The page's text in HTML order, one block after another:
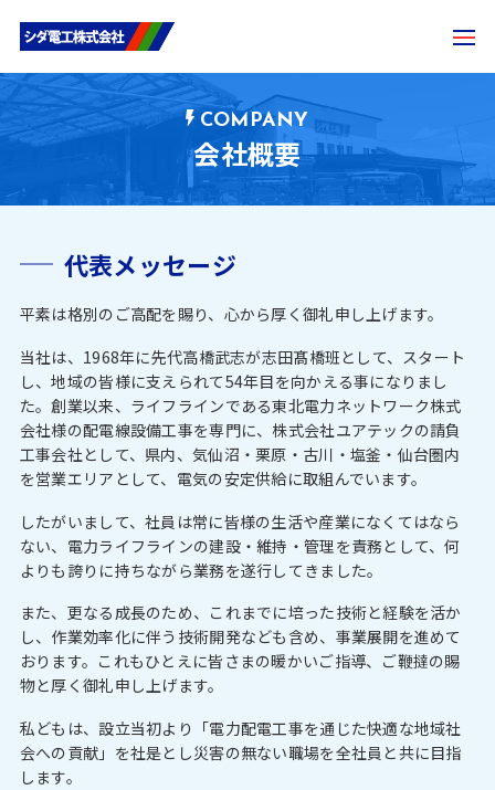
COMPANY
会社概要
代表メッセージ
平素は格別のご高配を賜り、心から厚く御礼申し上げます。
当社は、1968年に先代高橋武志が志田髙橋班として、スタート
し、地域の皆様に支えられて54年目を向かえる事になりまし
た。創業以来、ライフラインである東北電力ネットワーク株式
会社様の配電線設備工事を専門に、株式会社ユアテックの請負
工事会社として、県内、気仙沼・栗原・古川・塩釜・仙台圏内
を営業エリアとして、電気の安定供給に取組んでいます。
したがいまして、社員は常に皆様の生活や産業になくてはなら
ない、電力ライフラインの建設・維持・管理を責務として、何
よりも誇りに持ちながら業務を遂行してきました。
また、更なる成長のため、これまでに培った技術と経験を活か
し、作業効率化に伴う技術開発なども含め、事業展開を進めて
おります。これもひとえに皆さまの暖かいご指導、ご鞭撻の賜
物と厚く御礼申し上げます。
私どもは、設立当初より「電力配電工事を通じた快適な地域社
会への貢献」を社是とし災害の無ない職場を全社員と共に目指
します。